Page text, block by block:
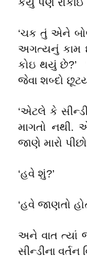
કર્યું પણ
‘ચક તું એને
અગત્યનું કામ
કોઇ થયું છે?’
જેવા શબ્દો
‘એટલે કે
માગતો નથી.
જાણે મારો
‘હવે શું?’
‘હવે જાણતો
અને વાત ત્યાં
સીન્ડીના